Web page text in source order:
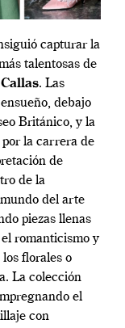
capturar la
talentosas de
. Las
debajo
Británico, y la
la carrera de
de
de la
del arte
piezas llenas
romanticismo y
florales o
La colección
el
con